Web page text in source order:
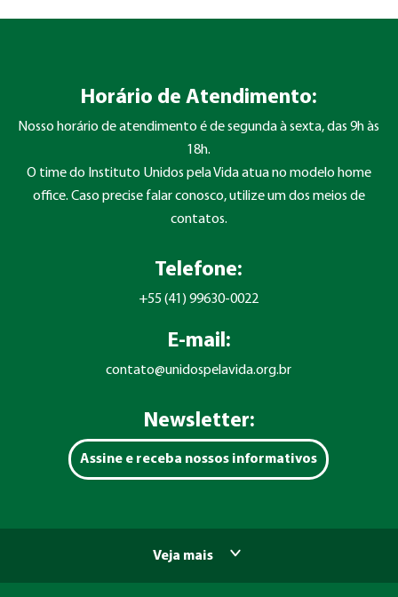
Horário de Atendimento:
Nosso horário de atendimento é de segunda à sexta, das 9h às
18h.
O time do Instituto Unidos pela Vida atua no modelo home
office. Caso precise falar conosco, utilize um dos meios de
contatos.
Telefone:
+55 (41) 99630-0022
E-mail:
contato@unidospelavida.org.br
Newsletter:
Assine e receba nossos informativos
Veja mais